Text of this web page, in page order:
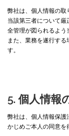
弊社は、個人情報の取
当該第三者について
全管理が図られるよう
また、業務を遂行す
す。
5. 個人情報
弊社は、個人情報保護
かじめご本人の同意を